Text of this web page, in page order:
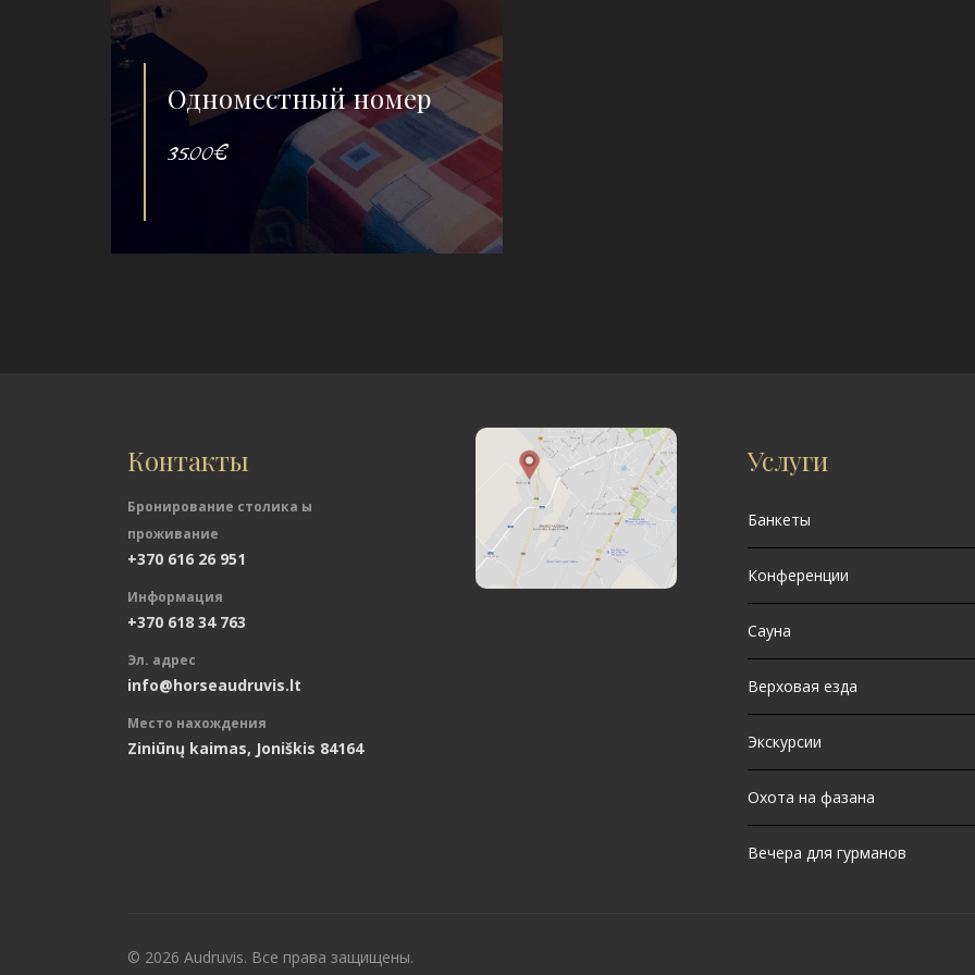
Одноместный номер
35.00€
Контакты
Бронирование столика ы
проживание
+370 616 26 951
Информация
+370 618 34 763
Эл. адрес
info@horseaudruvis.lt
Место нахождения
Ziniūnų kaimas, Joniškis 84164
Услуги
Банкеты
Конференции
Сауна
Верховая езда
Экскурсии
Охота на фазана
Вечера для гурманов
© 2026 Audruvis. Все права защищены.